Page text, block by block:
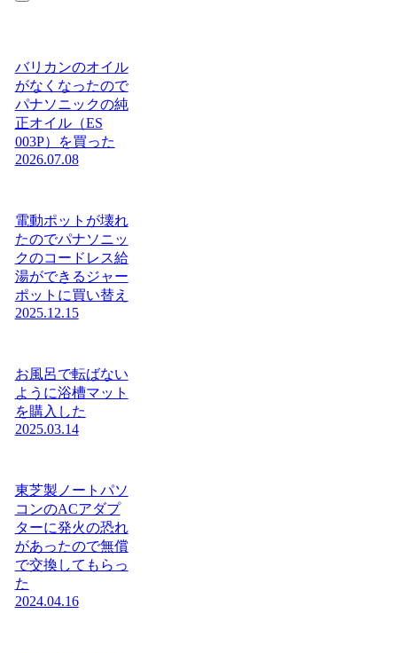
バリカンのオイル
がなくなったので
パナソニックの純
正オイル（ES
003P）を買った
2026.07.08
電動ポットが壊れ
たのでパナソニッ
クのコードレス給
湯ができるジャー
ポットに買い替え
2025.12.15
お風呂で転ばない
ように浴槽マット
を購入した
2025.03.14
東芝製ノートパソ
コンのACアダプ
ターに発火の恐れ
があったので無償
で交換してもらっ
た
2024.04.16